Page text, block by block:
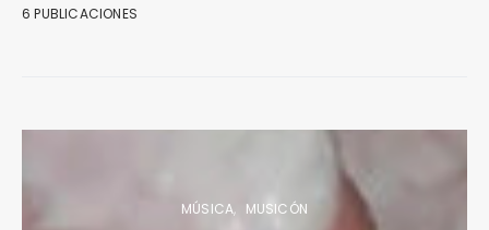
6 PUBLICACIONES
MÚSICA MUSICÓN